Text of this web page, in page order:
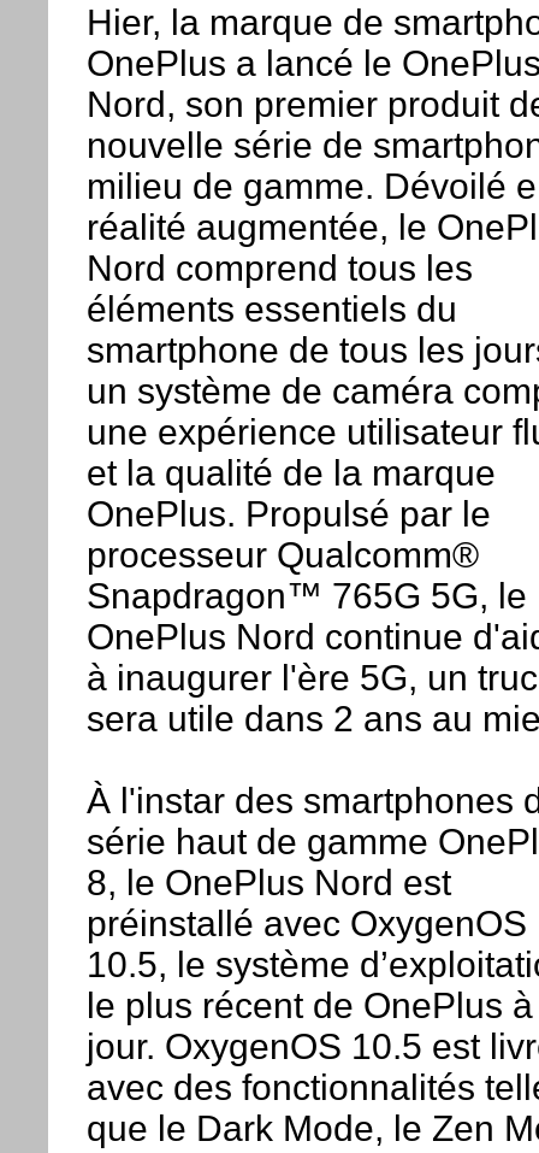
Hier, la marque de
OnePlus a lancé le
Nord, son premier produit
nouvelle série de
milieu de gamme. Dévoilé
réalité augmentée, le
Nord comprend tous les
éléments essentiels du
smartphone de tous les
un système de caméra
une expérience utilisateur
et la qualité de la marque
OnePlus. Propulsé par le
processeur Qualcomm®
Snapdragon™ 765G 5G, le
OnePlus Nord continue
à inaugurer l'ère 5G, un
sera utile dans 2 ans au
À l'instar des smartphones
série haut de gamme
8, le OnePlus Nord est
préinstallé avec OxygenOS
10.5, le système
le plus récent de OnePlus
jour. OxygenOS 10.5 est
avec des fonctionnalités
que le Dark Mode, le Zen